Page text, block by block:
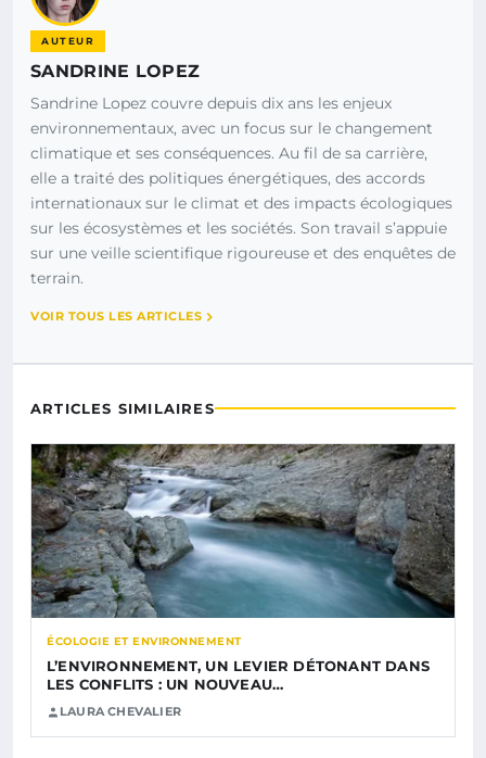
AUTEUR
SANDRINE LOPEZ
Sandrine Lopez couvre depuis dix ans les enjeux
environnementaux, avec un focus sur le changement
climatique et ses conséquences. Au fil de sa carrière,
elle a traité des politiques énergétiques, des accords
internationaux sur le climat et des impacts écologiques
sur les écosystèmes et les sociétés. Son travail s’appuie
sur une veille scientifique rigoureuse et des enquêtes de
terrain.
VOIR TOUS LES ARTICLES
ARTICLES SIMILAIRES
ÉCOLOGIE ET ENVIRONNEMENT
L’ENVIRONNEMENT, UN LEVIER DÉTONANT DANS
LES CONFLITS : UN NOUVEAU…
LAURA CHEVALIER